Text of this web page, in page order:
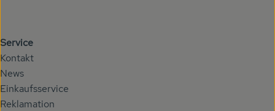
Service
Kontakt
News
Einkaufsservice
Reklamation